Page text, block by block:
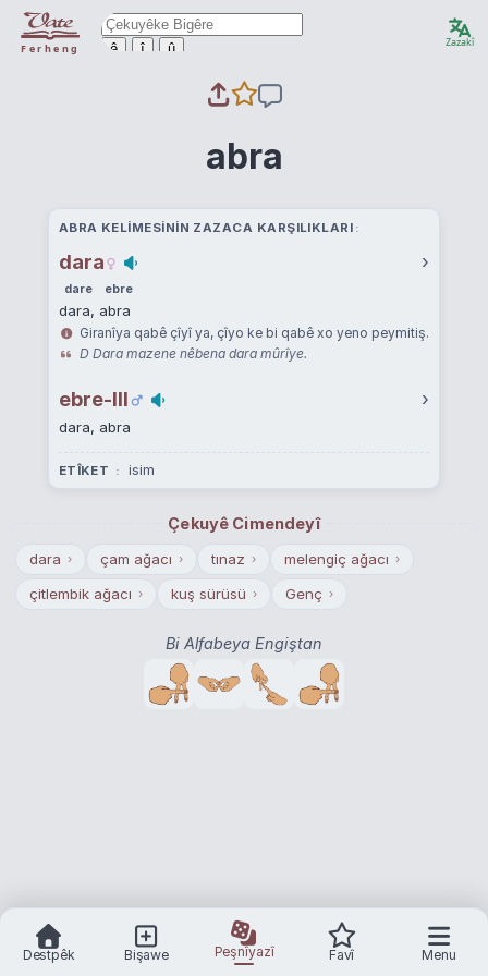
Ferheng ê î û Zazakî
abra
ABRA KELIMESININ ZAZACA KARŞILIKLARI
dara ›
dare ebre
dara, abra
Giranîya qabê çîyî ya, çîyo ke bi qabê xo yeno peymitiş.
D Dara mazene nêbena dara mûrîye.
ebre-III ›
dara, abra
ETÎKET isim
Çekuyê Cimendeyî
dara › çam ağacı › tınaz › melengiç ağacı ›
çitlembik ağacı › kuş sürüsü › Genç ›
Bi Alfabeya Engiştan
Destpêk Bişawe Peşnîyazî Favî Menu